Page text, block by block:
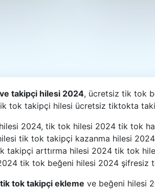
takipçi hilesi 2024, ücretsiz tik tok
tok takipçi hilesi ücretsiz tiktokta
2024, tik tok hilesi 2024 tik tok
tik tok takipçi kazanma hilesi
takipçi arttırma hilesi 2024 tik tok
tik tok beğeni hilesi 2024 şifresiz
tik tok takipçi ekleme ve beğeni hilesi